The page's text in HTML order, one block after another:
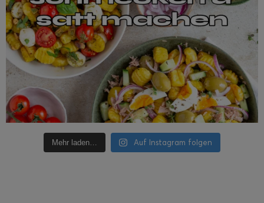
Mehr laden… Auf Instagram folgen